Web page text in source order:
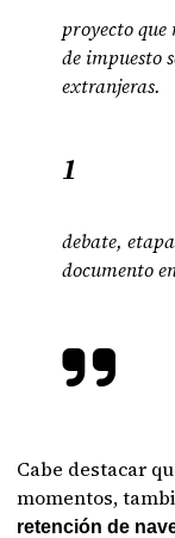
proyecto
de impuesto
extranjeras.
1
debate,
documento
Cabe destacar
momentos,
retención de